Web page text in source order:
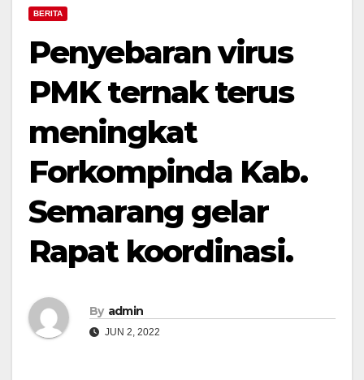
BERITA
Penyebaran virus
PMK ternak terus
meningkat
Forkompinda Kab.
Semarang gelar
Rapat koordinasi.
By admin
JUN 2, 2022